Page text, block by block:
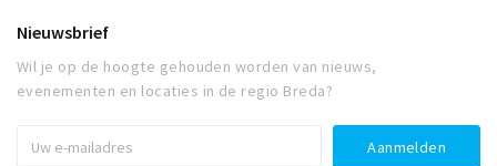
Nieuwsbrief
Wil je op de hoogte gehouden worden van nieuws,
evenementen en locaties in de regio Breda?